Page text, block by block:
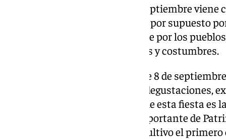
Este primer fin de semana de septiembre viene
reparten por toda la provincia y por supuesto
el mejor momento para perderse por los
malagueña y conocer sus fiestas y costumbres.
Es el caso de Moclinejo, que este 8 de
tradicional Día de Viñeros con degustaciones,
musical. La gran protagonista de esta fiesta es
2018, fue declarada Sistema Importante de
Naciones Unidas, siendo este cultivo el